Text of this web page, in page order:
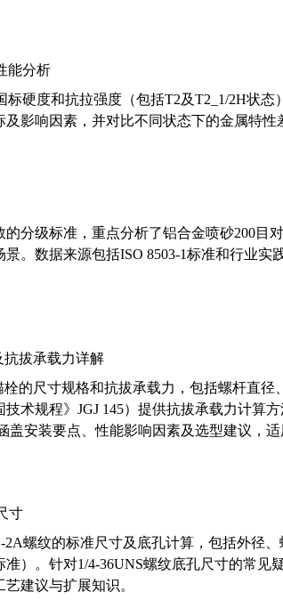
能分析
硬度和抗拉强度（包括T2及T2_1/2H状态
影响因素，并对比不同状态下的金属特性
分级标准，重点分析了铝合金喷砂200目
。数据来源包括ISO 8503-1标准和行业实
抗拔承载力详解
的尺寸规格和抗拔承载力，包括螺杆直
技术规程》JGJ 145）提供抗拔承载力计算
盖安装要点、性能影响因素及选型建议，适
寸
2A螺纹的标准尺寸及底孔计算，包括外径
准）。针对1/4-36UNS螺纹底孔尺寸的常见
艺建议与扩展知识。